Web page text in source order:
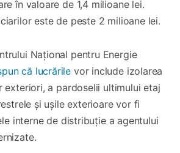
în valoare de 1,4 milioane lei.
este de peste 2 milioane lei.
Național pentru Energie
că lucrările vor include izolarea
exteriori, a pardoselii ultimului etaj
și ușile exterioare vor fi
interne de distribuție a agentului